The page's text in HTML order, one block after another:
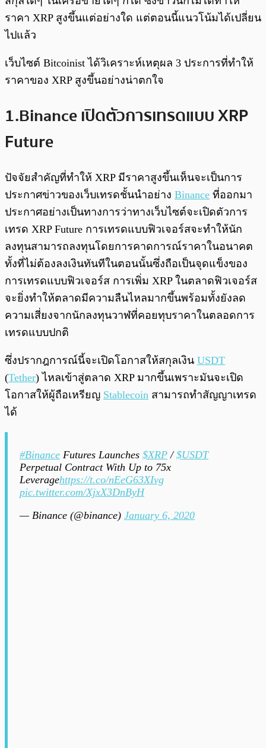
ราคา XRP สูงขึ้นแต่อย่างใด แต่ตอนนี้แนวโน้มได้เปลี่ยน
ไปแล้ว
เว็บไซต์ Bitcoinist ได้วิเคราะห์เหตุผล 3 ประการที่ทำให้
ราคาของ XRP สูงขึ้นอย่างน่าตกใจ
1.Binance เปิดตัวการเทรดแบบ XRP
Future
ปัจจัยสำคัญที่ทำให้ XRP มีราคาสูงขึ้นเห็นจะเป็นการ
ประกาศข่าวของเว็บเทรดชั้นนำอย่าง Binance ที่ออกมา
ประกาศอย่างเป็นทางการว่าทางเว็บไซต์จะเปิดตัวการ
เทรด XRP Future การเทรดแบบฟิวเจอร์สจะทำให้นัก
ลงทุนสามารถลงทุนโดยการคาดการณ์ราคาในอนาคต
ทั้งที่ไม่ต้องลงเงินทันทีในตอนนั้นซึ่งถือเป็นจุดแข็งของ
การเทรดแบบฟิวเจอร์ส การเพิ่ม XRP ในตลาดฟิวเจอร์ส
จะยิ่งทำให้ตลาดมีความลืนไหลมากขึ้นพร้อมทั้งยังลด
ความเสี่ยงจากนักลงทุนวาฬที่คอยทุบราคาในตลอดการ
เทรดแบบปกติ
ซึ่งปรากฎการณ์นี้จะเปิดโอกาสให้สกุลเงิน USDT
(Tether) ไหลเข้าสู่ตลาด XRP มากขึ้นเพราะมันจะเปิด
โอกาสให้ผู้ถือเหรียญ Stablecoin สามารถทำสัญญาเทรด
ได้
#Binance Futures Launches $XRP /$USDT
Perpetual Contract With Up to 75x
Leveragehttps://t.co/nEeG63XIvg
pic.twitter.com/XjxX3DnByH
— Binance (@binance) January 6, 2020